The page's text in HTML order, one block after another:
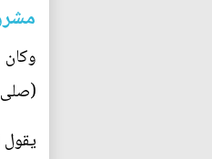
وكان
(صلى
يقول